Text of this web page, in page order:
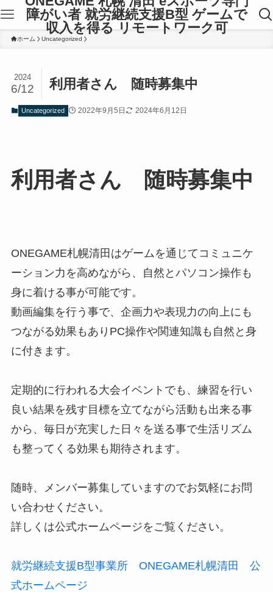
障がい者 就労継続支援B型 ゲームで
収入を得る リモートワーク可
ホーム Uncategorized
利用者さん 随時募集中
2024
6/12
Uncategorized 2022年9月5日 2024年6月12日
利用者さん 随時募集中
ONEGAME札幌清田はゲームを通じてコミュニケ
ーション力を高めながら、自然とパソコン操作も
身に着ける事が可能です。
動画編集を行う事で、企画力や表現力の向上にも
つながる効果もありPC操作や関連知識も自然と身
に付きます。
定期的に行われる大会イベントでも、練習を行い
良い結果を残す目標を立てながら活動も出来る事
から、毎日が充実した日々を送る事で生活リズム
も整ってくる効果も期待されます。
随時、メンバー募集していますのでお気軽にお問
い合わせください。
詳しくは公式ホームページをご覧ください。
就労継続支援B型事業所 ONEGAME札幌清田 公
式ホームページ